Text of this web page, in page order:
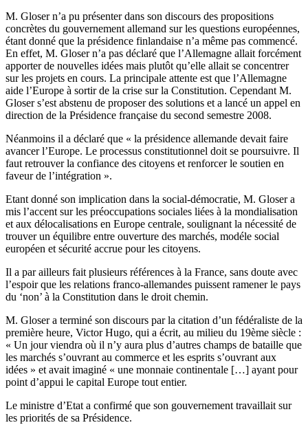
M. Gloser n’a pu présenter dans son discours des propositions
concrètes du gouvernement allemand sur les questions européennes,
étant donné que la présidence finlandaise n’a même pas commencé.
En effet, M. Gloser n’a pas déclaré que l’Allemagne allait forcément
apporter de nouvelles idées mais plutôt qu’elle allait se concentrer
sur les projets en cours. La principale attente est que l’Allemagne
aide l’Europe à sortir de la crise sur la Constitution. Cependant M.
Gloser s’est abstenu de proposer des solutions et a lancé un appel en
direction de la Présidence française du second semestre 2008.
Néanmoins il a déclaré que « la présidence allemande devait faire
avancer l’Europe. Le processus constitutionnel doit se poursuivre. Il
faut retrouver la confiance des citoyens et renforcer le soutien en
faveur de l’intégration ».
Etant donné son implication dans la social-démocratie, M. Gloser a
mis l’accent sur les préoccupations sociales liées à la mondialisation
et aux délocalisations en Europe centrale, soulignant la nécessité de
trouver un équilibre entre ouverture des marchés, modéle social
européen et sécurité accrue pour les citoyens.
Il a par ailleurs fait plusieurs références à la France, sans doute avec
l’espoir que les relations franco-allemandes puissent ramener le pays
du ‘non’ à la Constitution dans le droit chemin.
M. Gloser a terminé son discours par la citation d’un fédéraliste de la
première heure, Victor Hugo, qui a écrit, au milieu du 19ème siècle :
« Un jour viendra où il n’y aura plus d’autres champs de bataille que
les marchés s’ouvrant au commerce et les esprits s’ouvrant aux
idées » et avait imaginé « une monnaie continentale […] ayant pour
point d’appui le capital Europe tout entier.
Le ministre d’Etat a confirmé que son gouvernement travaillait sur
les priorités de sa Présidence.